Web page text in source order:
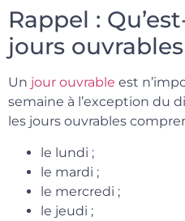
Rappel :
jours
Un jour ouvrable est
semaine à l’exception du
les jours ouvrables
le lundi ;
le mardi ;
le mercredi ;
le jeudi ;